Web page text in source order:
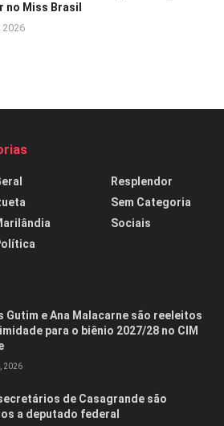
no Miss Brasil
2026
Resplendor
Sem Categoria
Sociais
Gutim e Ana Malacarne são reeleitos
para o biênio 2027/28 no CIM
2026
de Casagrande são
a deputado federal